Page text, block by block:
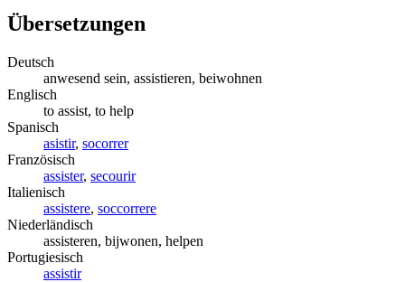
Übersetzungen
Deutsch
anwesend sein, assistieren, beiwohnen
Englisch
to assist, to help
Spanisch
asistir, socorrer
Französisch
assister, secourir
Italienisch
assistere, soccorrere
Niederländisch
assisteren, bijwonen, helpen
Portugiesisch
assistir